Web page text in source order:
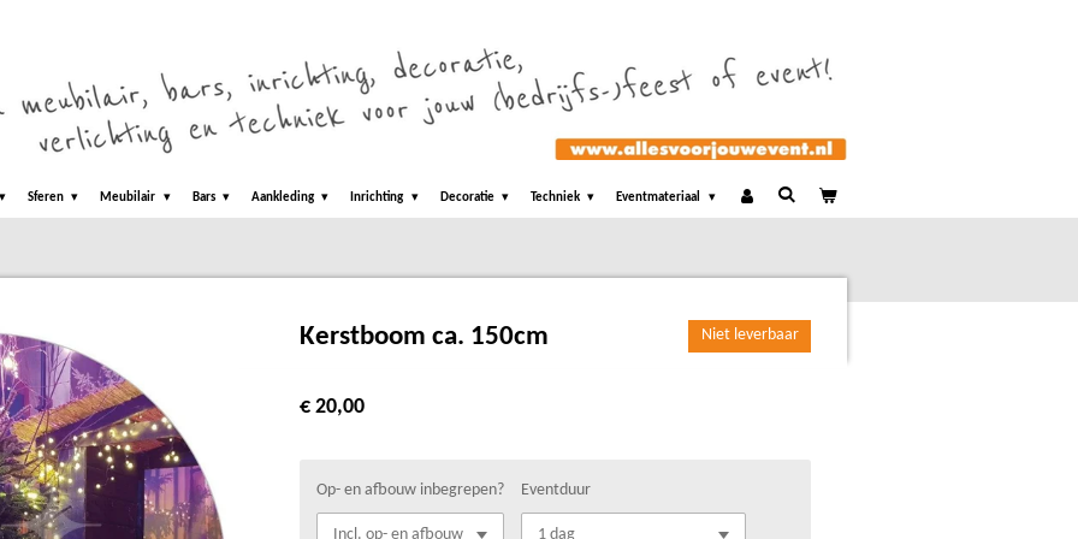
Sferen Meubilair Bars Aankleding Inrichting Decoratie Techniek Eventmateriaal
Kerstboom ca. 150cm Niet leverbaar
€ 20,00
Op- en afbouw inbegrepen? Eventduur